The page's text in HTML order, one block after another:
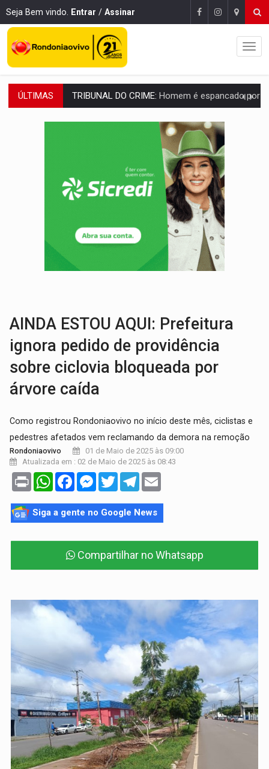
Seja Bem vindo. Entrar / Assinar
ÚLTIMAS VÍDEO:Perseguição é registrada no shopping após colombiana furtar
LUDOPATIA:Apostas online começam a afetar produtividade e rotina
Plantar árvores não será mais suficiente para
OVNIS NA LUA:Cientistas alertam para possível base secreta no satélite
ACABOU COM PEUGEOT:Incêndio destrói carro que era rebocado para oficina
Ladrão é filmado furtando moto na frente do bar
BOLSAS DE PESQUISA: Iniciativa Amazônia+10 lança chamada para fortalecer
MATERIAL: Brasil tem grandes reservas de urânio, mas produz pouco e
AINDA ESTOU AQUI: Prefeitura
ignora pedido de providência
sobre ciclovia bloqueada por
árvore caída
Como registrou Rondoniaovivo no início deste mês, ciclistas e
pedestres afetados vem reclamando da demora na remoção
Rondoniaovivo
01 de Maio de 2025 às 09:00
Atualizada em : 02 de Maio de 2025 às 08:43
Print WhatsAppFacebookMessenger
TwitterTelegram
Siga a gente no Google News
Compartilhar no Whatsapp